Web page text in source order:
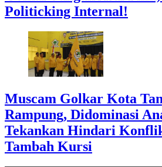
Politicking Internal!
Muscam Golkar Kota
Rampung, Didominasi
Tekankan Hindari
Tambah Kursi